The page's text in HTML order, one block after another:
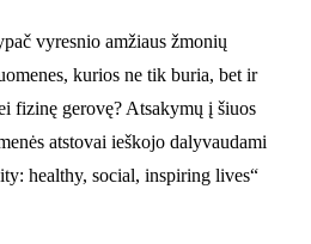
vyresnio amžiaus žmonių
kurios ne tik buria, bet ir
fizinę gerovę? Atsakymų į šiuos
atstovai ieškojo dalyvaudami
healthy, social, inspiring lives“